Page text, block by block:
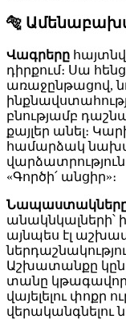
🐅
Վագրերը
դիրքում։ Սա
առաջընթացով,
բնությամբ
քայլեր անել։
համարձակ
«Գործի՛ անցիր»։
անակնկալների՝
այնպես էլ
Աշխատանքը
տանը
վայելելու փոքր
վերականգնելու